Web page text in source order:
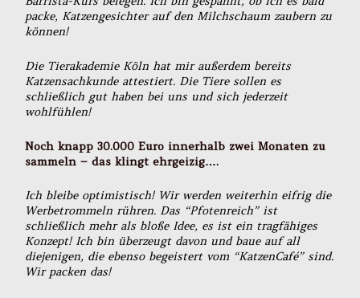
packe, Katzengesichter auf den Milchschaum zaubern zu
können!
Die Tierakademie Köln hat mir außerdem bereits
Katzensachkunde attestiert. Die Tiere sollen es
schließlich gut haben bei uns und sich jederzeit
wohlfühlen!
Noch knapp 30.000 Euro innerhalb zwei Monaten zu
sammeln – das klingt ehrgeizig….
Ich bleibe optimistisch! Wir werden weiterhin eifrig die
Werbetrommeln rühren. Das “Pfotenreich” ist
schließlich mehr als bloße Idee, es ist ein tragfähiges
Konzept! Ich bin überzeugt davon und baue auf all
diejenigen, die ebenso begeistert vom “KatzenCafé” sind.
Wir packen das!